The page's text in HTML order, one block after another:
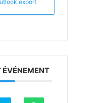
export
ÉVÉNEMENT